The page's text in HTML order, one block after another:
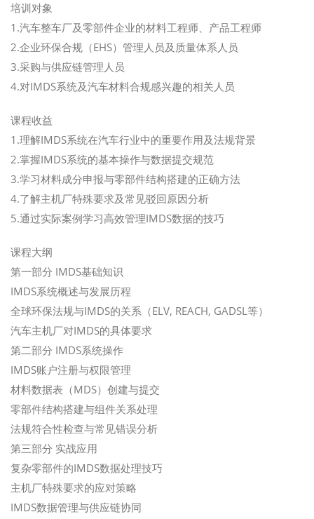
培训对象
1.汽车整车厂及零部件企业的材料工程师、产品工程师
2.企业环保合规（EHS）管理人员及质量体系人员
3.采购与供应链管理人员
4.对IMDS系统及汽车材料合规感兴趣的相关人员
课程收益
1.理解IMDS系统在汽车行业中的重要作用及法规背景
2.掌握IMDS系统的基本操作与数据提交规范
3.学习材料成分申报与零部件结构搭建的正确方法
4.了解主机厂特殊要求及常见驳回原因分析
5.通过实际案例学习高效管理IMDS数据的技巧
课程大纲
第一部分 IMDS基础知识
IMDS系统概述与发展历程
全球环保法规与IMDS的关系（ELV, REACH, GADSL等）
汽车主机厂对IMDS的具体要求
第二部分 IMDS系统操作
IMDS账户注册与权限管理
材料数据表（MDS）创建与提交
零部件结构搭建与组件关系处理
法规符合性检查与常见错误分析
第三部分 实战应用
复杂零部件的IMDS数据处理技巧
主机厂特殊要求的应对策略
IMDS数据管理与供应链协同